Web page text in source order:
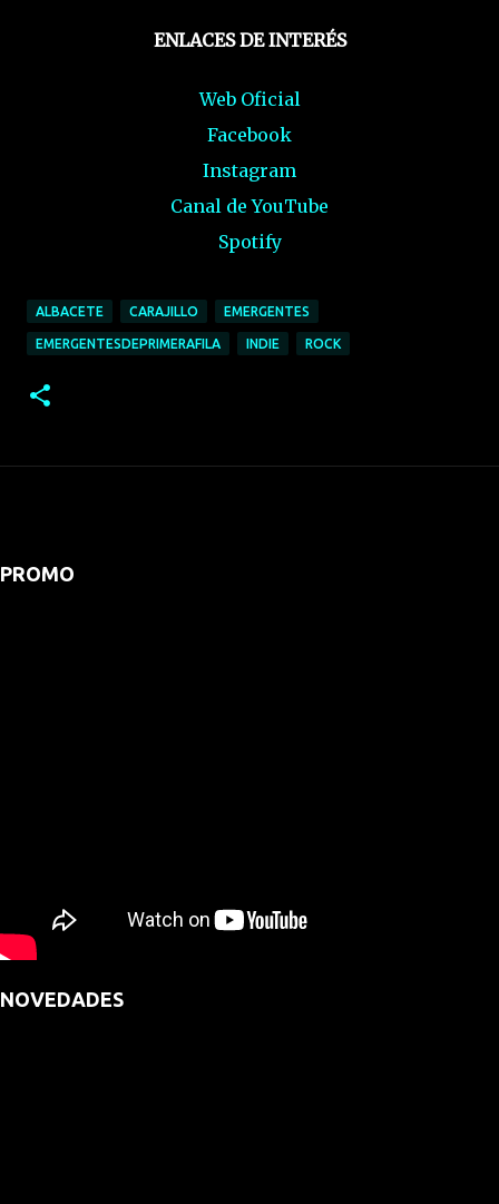
ENLACES DE INTERÉS
Web Oficial
Facebook
Instagram
Canal de YouTube
Spotify
ALBACETE CARAJILLO EMERGENTES
EMERGENTESDEPRIMERAFILA INDIE ROCK
PROMO
NOVEDADES